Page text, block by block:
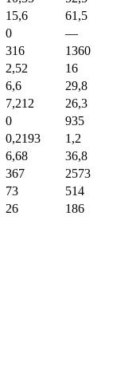
15,6
61,5
0
—
316
1360
2,52
16
6,6
29,8
7,212
26,3
0
935
0,2193
1,2
6,68
36,8
367
2573
73
514
26 186